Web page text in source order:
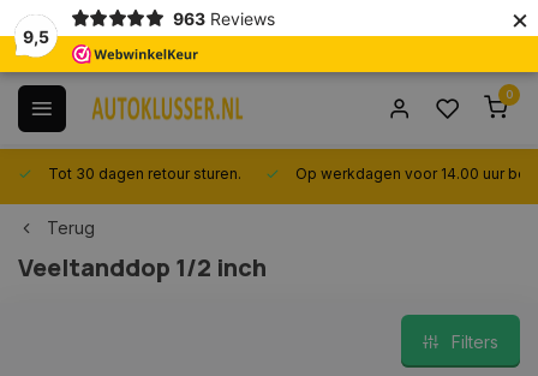
9,5
963 Reviews ×
0
Tot 30 dagen retour sturen. Op werkdagen voor 14.00 uur
Terug
Veeltanddop 1/2 inch
Filters